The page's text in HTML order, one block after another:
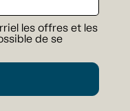
les offres et les
de se